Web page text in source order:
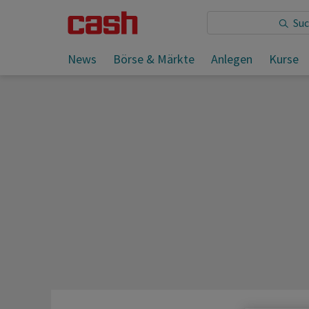
News Börse & Märkte Anlegen Kurse
Sie lesen: